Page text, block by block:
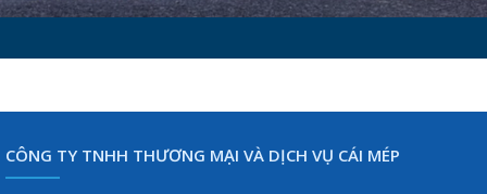
CÔNG TY TNHH THƯƠNG MẠI VÀ DỊCH VỤ CÁI MÉP